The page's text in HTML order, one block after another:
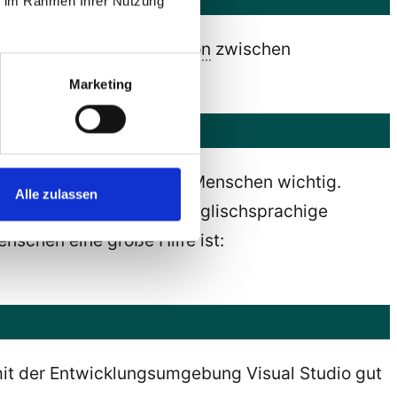
Marketing
Alle zulassen
es bei derKommunikation zwischen
und blinde Menschen wichtig.
Es gibt sogar eine englischsprachige
eine große Hilfe ist:
der Entwicklungsumgebung Visual Studio gut